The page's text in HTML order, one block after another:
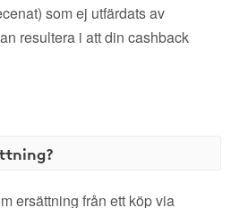
som ej utfärdats av
resultera i att din cashback
ersättning från ett köp via